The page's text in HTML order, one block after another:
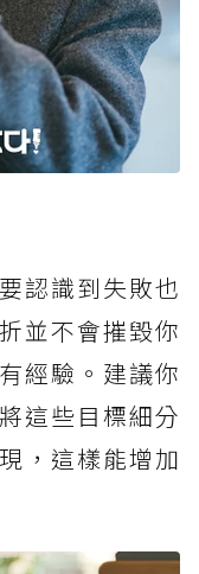
認識到失敗也
並不會摧毀你
經驗。建議你
這些目標細分
，這樣能增加